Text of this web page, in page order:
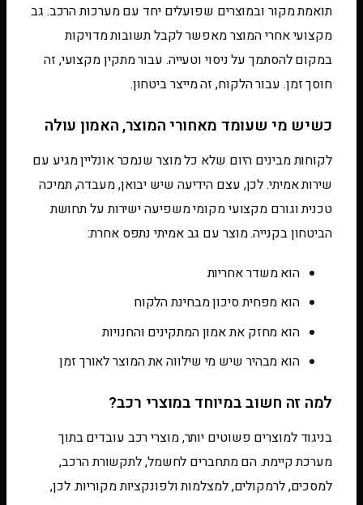
תואמת מקור ובמוצרים שפועלים יחד עם מערכות הרכב. גב
מקצועי אחרי המוצר מאפשר לקבל תשובות מדויקות
במקום להסתמך על ניסוי וטעייה. עבור מתקין מקצועי, זה
חוסך זמן. עבור הלקוח, זה מייצר ביטחון.
כשיש מי שעומד מאחורי המוצר, האמון עולה
לקוחות מבינים היום שלא כל מוצר שנמכר אונליין מגיע עם
שירות אמיתי. לכן, עצם הידיעה שיש יבואן, מעבדה, תמיכה
טכנית וגורם מקצועי מקומי משפיעה ישירות על תחושת
הביטחון בקנייה. מוצר עם גב אמיתי נתפס אחרת:
הוא משדר אחריות
הוא מפחית סיכון מבחינת הלקוח
הוא מחזק את אמון המתקינים והחנויות
הוא מבהיר שיש מי שילווה את המוצר לאורך זמן
למה זה חשוב במיוחד במוצרי רכב?
בניגוד למוצרים פשוטים יותר, מוצרי רכב עובדים בתוך
מערכת קיימת. הם מתחברים לחשמל, לתקשורת הרכב,
למסכים, לרמקולים, למצלמות ולפונקציות מקוריות. לכן,